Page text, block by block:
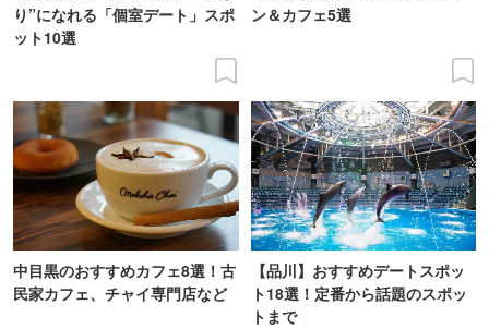
り”になれる「個室デート」スポ
ット10選
ン＆カフェ5選
中目黒のおすすめカフェ8選！古
民家カフェ、チャイ専門店など
【品川】おすすめデートスポッ
ト18選！定番から話題のスポッ
トまで